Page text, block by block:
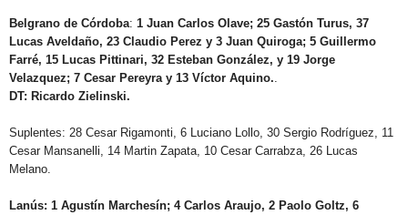
Belgrano de Córdoba: 1 Juan Carlos Olave; 25 Gastón Turus, 37
Lucas Aveldaño, 23 Claudio Perez y 3 Juan Quiroga; 5 Guillermo
Farré, 15 Lucas Pittinari, 32 Esteban González, y 19 Jorge
Velazquez; 7 Cesar Pereyra y 13 Víctor Aquino..
DT: Ricardo Zielinski.
Suplentes: 28 Cesar Rigamonti, 6 Luciano Lollo, 30 Sergio Rodríguez, 11
Cesar Mansanelli, 14 Martin Zapata, 10 Cesar Carrabza, 26 Lucas
Melano.
Lanús: 1 Agustín Marchesín; 4 Carlos Araujo, 2 Paolo Goltz, 6